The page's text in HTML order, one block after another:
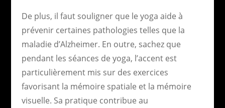
De plus, il faut souligner que le yoga aide à
prévenir certaines pathologies telles que la
maladie d’Alzheimer. En outre, sachez que
pendant les séances de yoga, l’accent est
particulièrement mis sur des exercices
favorisant la mémoire spatiale et la mémoire
visuelle. Sa pratique contribue au